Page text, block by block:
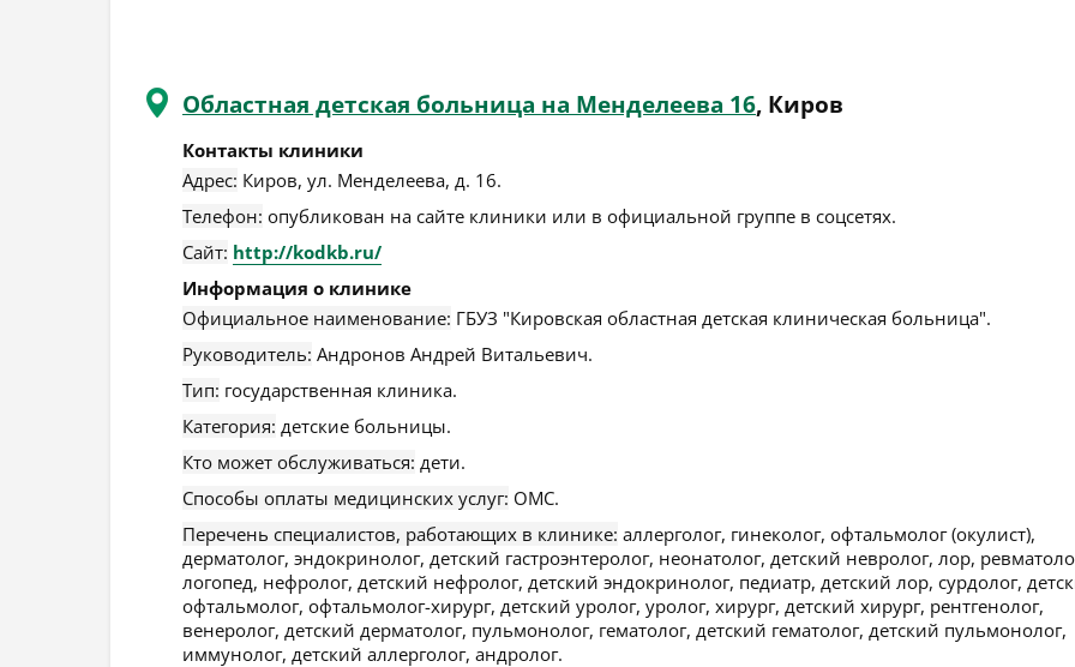
Областная детская больница на Менделеева 16, Киров
Контакты клиники
Адрес: Киров, ул. Менделеева, д. 16.
Телефон: опубликован на сайте клиники или в официальной группе в соцсетях.
Сайт: http://kodkb.ru/
Информация о клинике
Официальное наименование: ГБУЗ "Кировская областная детская клиническая больница".
Руководитель: Андронов Андрей Витальевич.
Тип: государственная клиника.
Категория: детские больницы.
Кто может обслуживаться: дети.
Способы оплаты медицинских услуг: ОМС.
Перечень специалистов, работающих в клинике: аллерголог, гинеколог, офтальмолог (окулист),
дерматолог, эндокринолог, детский гастроэнтеролог, неонатолог, детский невролог, лор,
логопед, нефролог, детский нефролог, детский эндокринолог, педиатр, детский лор, сурдолог,
офтальмолог, офтальмолог-хирург, детский уролог, уролог, хирург, детский хирург, рентгенолог,
венеролог, детский дерматолог, пульмонолог, гематолог, детский гематолог, детский пульмонолог,
иммунолог, детский аллерголог, андролог.